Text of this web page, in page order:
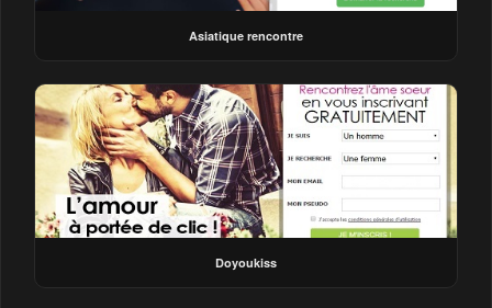
Asiatique rencontre
Doyoukiss